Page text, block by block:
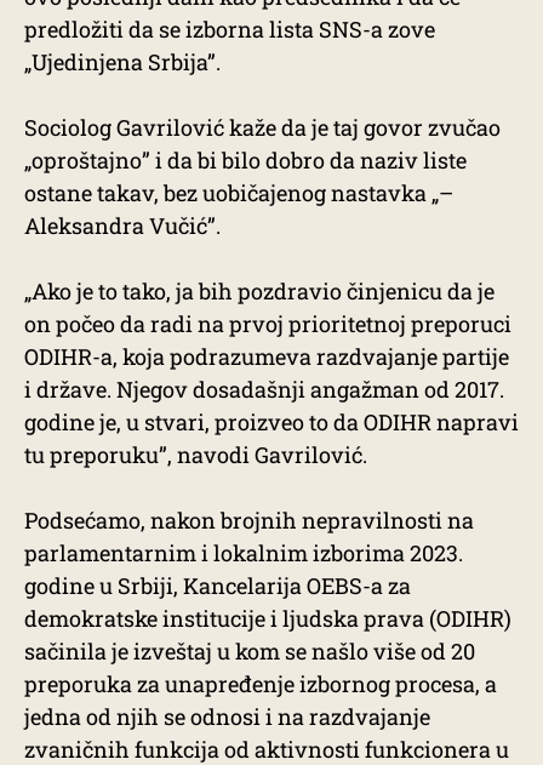
predložiti da se izborna lista SNS-a zove
„Ujedinjena Srbija”.
Sociolog Gavrilović kaže da je taj govor zvučao
„oproštajno” i da bi bilo dobro da naziv liste
ostane takav, bez uobičajenog nastavka „–
Aleksandra Vučić”.
„Ako je to tako, ja bih pozdravio činjenicu da je
on počeo da radi na prvoj prioritetnoj preporuci
ODIHR-a, koja podrazumeva razdvajanje partije
i države. Njegov dosadašnji angažman od 2017.
godine je, u stvari, proizveo to da ODIHR napravi
tu preporuku”, navodi Gavrilović.
Podsećamo, nakon brojnih nepravilnosti na
parlamentarnim i lokalnim izborima 2023.
godine u Srbiji, Kancelarija OEBS-a za
demokratske institucije i ljudska prava (ODIHR)
sačinila je izveštaj u kom se našlo više od 20
preporuka za unapređenje izbornog procesa, a
jedna od njih se odnosi i na razdvajanje
zvaničnih funkcija od aktivnosti funkcionera u